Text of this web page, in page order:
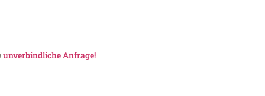
unverbindliche Anfrage!